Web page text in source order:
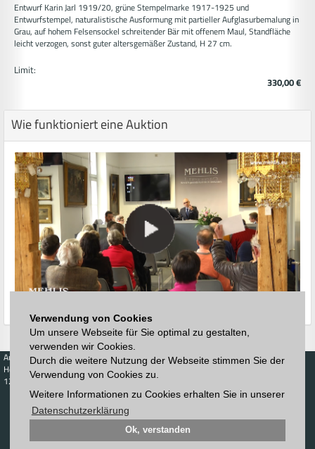
Verwendung von Cookies
Um unsere Webseite für Sie optimal zu gestalten,
verwenden wir Cookies.
Durch die weitere Nutzung der Webseite stimmen Sie der
Verwendung von Cookies zu.
Weitere Informationen zu Cookies erhalten Sie in unserer
Datenschutzerklärung
Ok, verstanden
Entwurf Karin Jarl 1919/20, grüne Stempelmarke 1917-1925 und
Entwurfstempel, naturalistische Ausformung mit partieller Aufglasurbemalung in
Grau, auf hohem Felsensockel schreitender Bär mit offenem Maul, Standfläche
leicht verzogen, sonst guter altersgemäßer Zustand, H 27 cm.
Limit:
330,00 €
Wie funktioniert eine Auktion
Auktionen
Höchstzuschläge
123. Auktion
Zeitplan
Katalog
Blätterkatalog
Kaufen
Kalender
Verkaufen
Preisdatenbank
Auktionshaus
Anmelden
Newsletter
Downloads